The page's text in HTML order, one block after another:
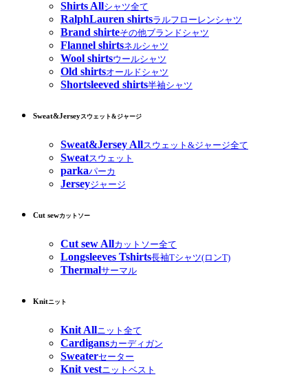
Shirts Allシャツ全て
RalphLauren shirtsラルフローレンシャツ
Brand shirteその他ブランドシャツ
Flannel shirtsネルシャツ
Wool shirtsウールシャツ
Old shirtsオールドシャツ
Shortsleeved shirts半袖シャツ
Sweat&Jerseyスウェット&ジャージ
Sweat&Jersey Allスウェット&ジャージ全て
Sweatスウェット
parkaパーカ
Jerseyジャージ
Cut sewカットソー
Cut sew Allカットソー全て
Longsleeves Tshirts長袖Tシャツ(ロンT)
Thermalサーマル
Knitニット
Knit Allニット全て
Cardigansカーディガン
Sweaterセーター
Knit vestニットベスト